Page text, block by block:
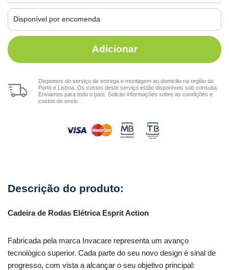
Disponível por encomenda
Adicionar
Dispomos do serviço de entrega e montagem ao domicilio na região do
Porto e Lisboa. Os custos deste serviço estão disponíveis sob consulta.
Enviamos para todo o país. Solicite informações sobre as condições e
custos de envio.
Cadeira de Rodas Elétrica Esprit Action
Fabricada pela marca Invacare representa um avanço
tecnológico superior. Cada parte do seu novo design é sinal de
progresso, com vista a alcançar o seu objetivo principal: